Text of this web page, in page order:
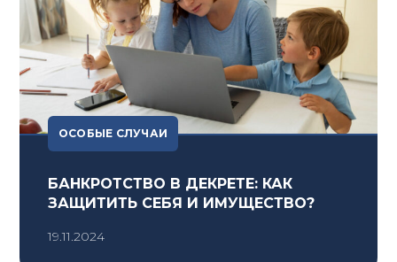
ОСОБЫЕ СЛУЧАИ
БАНКРОТСТВО В ДЕКРЕТЕ: КАК
ЗАЩИТИТЬ СЕБЯ И ИМУЩЕСТВО?
19.11.2024